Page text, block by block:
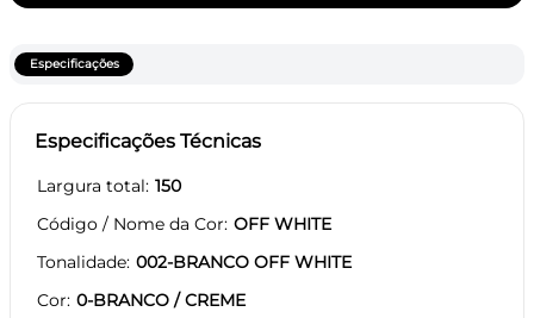
Especificações
Especificações Técnicas
Largura total 150
Código / Nome da Cor OFF WHITE
Tonalidade 002-BRANCO OFF WHITE
Cor 0-BRANCO / CREME